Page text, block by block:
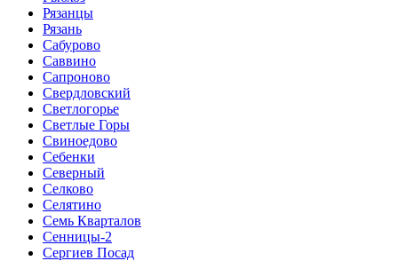
Рязанцы
Рязань
Сабурово
Саввино
Сапроново
Свердловский
Светлогорье
Светлые Горы
Свиноедово
Себенки
Северный
Селково
Селятино
Семь Кварталов
Сенницы-2
Сергиев Посад